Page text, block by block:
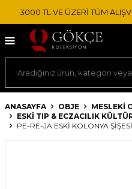
3000 TL VE ÜZERİ TÜM
ANASAYFA OBJE
MESLEKI
ESKI TIP & ECZACILIK
PE-RE-JA ESKI KOLONYA